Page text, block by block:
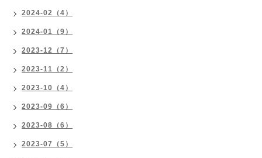
2024-02（4）
2024-01（9）
2023-12（7）
2023-11（2）
2023-10（4）
2023-09（6）
2023-08（6）
2023-07（5）